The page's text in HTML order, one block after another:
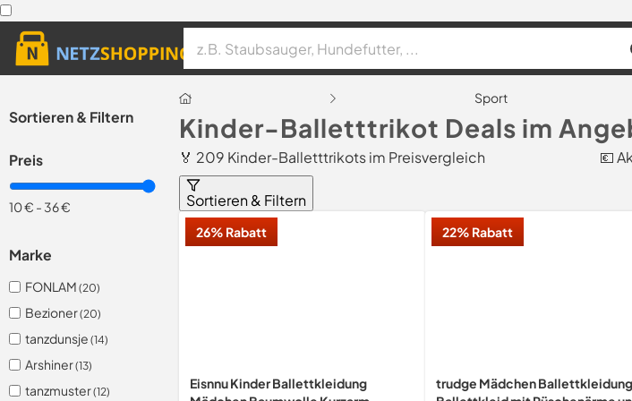
Sortieren & Filtern
Preis
10 € - 36 €
Marke
FONLAM (20)
Bezioner(20)
tanzdunsje (14)
Arshiner(13)
tanzmuster(12)
Sport
Kinder-Balletttrikot Deals im
🏅 209 Kinder-Balletttrikots im Preisvergleich 💶
Sortieren & Filtern
26% Rabatt
Eisnnu Kinder Ballettkleidung
22% Rabatt
trudge Mädchen Ballettkleidung